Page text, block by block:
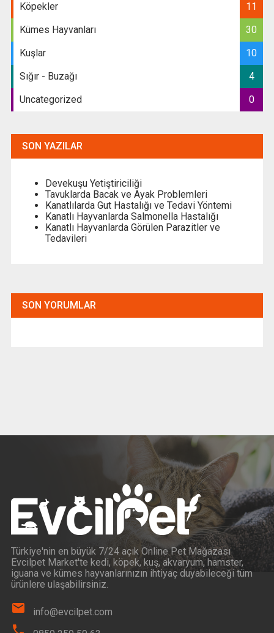
Köpekler
11
Kümes Hayvanları
30
Kuşlar
10
Sığır - Buzağı
4
Uncategorized
0
SON YAZILAR
Devekuşu Yetiştiriciliği
Tavuklarda Bacak ve Ayak Problemleri
Kanatlılarda Gut Hastalığı ve Tedavi Yöntemi
Kanatlı Hayvanlarda Salmonella Hastalığı
Kanatlı Hayvanlarda Görülen Parazitler ve
Tedavileri
SON YORUMLAR
Türkiye'nin en büyük 7/24 açık Online Pet Mağazası
Evcilpet Market'te kedi, köpek, kuş, akvaryum, hamster,
iguana ve kümes hayvanlarınızın ihtiyaç duyabileceği tüm
ürünlere ulaşabilirsiniz.
info@evcilpet.com